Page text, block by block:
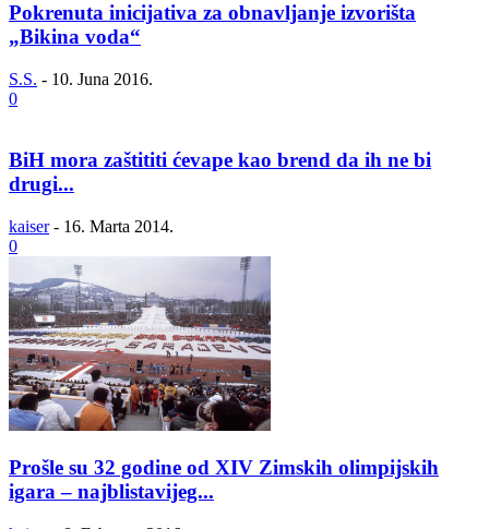
Pokrenuta inicijativa za obnavljanje izvorišta
„Bikina voda“
S.S. - 10. Juna 2016.
0
BiH mora zaštititi ćevape kao brend da ih ne bi
drugi...
kaiser - 16. Marta 2014.
0
Prošle su 32 godine od XIV Zimskih olimpijskih
igara – najblistavijeg...